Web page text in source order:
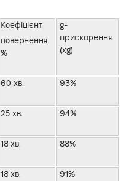
Коефіцієнт
повернення
%
g-
прискорення
(xg)
60 хв. 93%
25 хв. 94%
18 хв. 88%
18 хв. 91%